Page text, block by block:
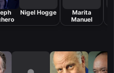
Nigel Hogge
Marita
Manuel